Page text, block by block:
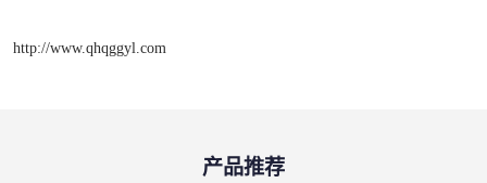
http://www.qhqggyl.com
产品推荐